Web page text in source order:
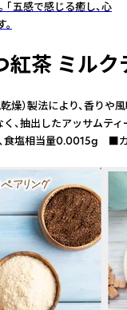
五感で感じる癒し、心
茶 ミ
法により、
したアッサム
、食塩相当